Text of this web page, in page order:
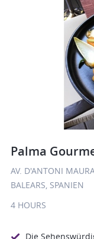
Palma
AV. D'ANTONI
BALEARS, SPANIEN
4 HOURS
Die